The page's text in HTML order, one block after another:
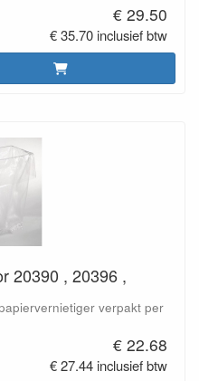
€ 29.50
€ 35.70 inclusief btw
20390 , 20396 ,
verpakt per
€ 22.68
€ 27.44 inclusief btw